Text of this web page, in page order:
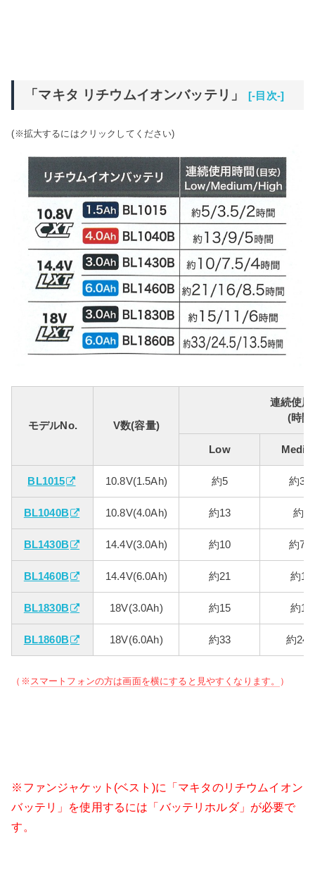
「マキタ リチウムイオンバッテリ」 [-目次-]
(※拡大するにはクリックしてください)
モデルNo. V数(容量)
連続使用
(時間
Low
BL1015 10.8V(1.5Ah) 約5 約3.5
BL1040B 10.8V(4.0Ah) 約13 約9
BL1430B 14.4V(3.0Ah) 約10 約7.5
BL1460B 14.4V(6.0Ah) 約21 約16
BL1830B 18V(3.0Ah) 約15 約11
BL1860B 18V(6.0Ah) 約33 約
（※ スマートフォンの方は画面を横にすると見やすくなります。 ）
※ファンジャケット(ベスト)に「マキタのリチウムイオン
バッテリ」を使用するには「バッテリホルダ」が必要で
す。